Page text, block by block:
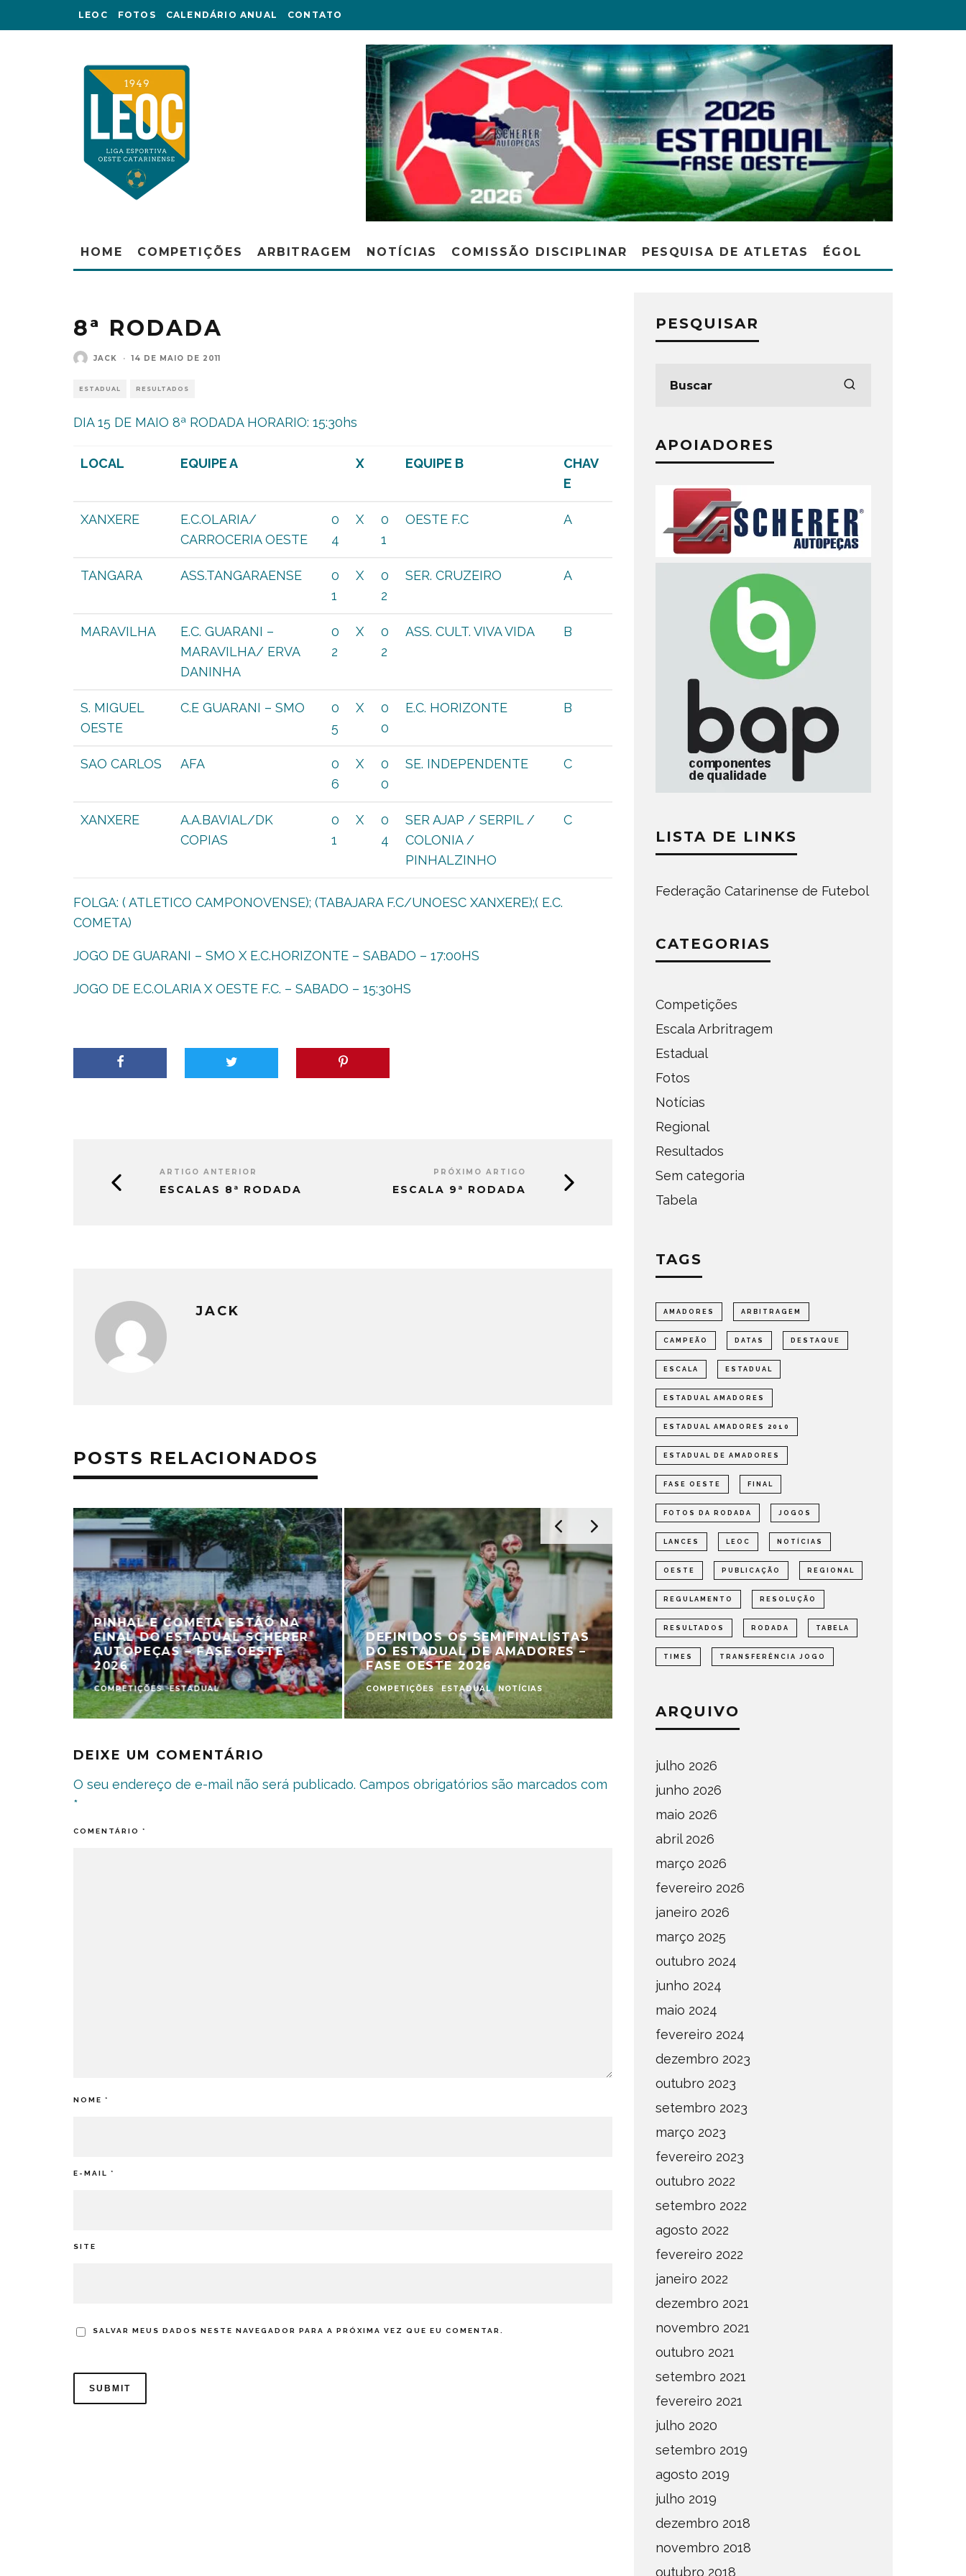
LEOC FOTOS CALENDÁRIO ANUAL CONTATO
HOME COMPETIÇÕES ARBITRAGEM NOTÍCIAS COMISSÃO DISCIPLINAR PESQUISA DE ATLETAS ÉGOL
8ª RODADA
JACK · 14 DE MAIO DE 2011
ESTADUAL RESULTADOS
DIA 15 DE MAIO 8ª RODADA HORARIO: 15:30hs
LOCAL EQUIPE A X EQUIPE B
CHAV
E
XANXERE
E.C.OLARIA/
CARROCERIA OESTE
0
4
X
0
1
OESTE F.C A
TANGARA ASS.TANGARAENSE
0
1
X
0
2
SER. CRUZEIRO A
MARAVILHA
E.C. GUARANI –
MARAVILHA/ ERVA
DANINHA
0
2
X
0
2
ASS. CULT. VIVA VIDA B
S. MIGUEL
OESTE
C.E GUARANI – SMO
0
5
X
0
0
E.C. HORIZONTE B
SAO CARLOS AFA
0
6
X
0
0
SE. INDEPENDENTE C
XANXERE
A.A.BAVIAL/DK
COPIAS
0
1
X
0
4
SER AJAP / SERPIL /
COLONIA /
PINHALZINHO
C
FOLGA: ( ATLETICO CAMPONOVENSE); (TABAJARA F.C/UNOESC XANXERE);( E.C.
COMETA)
JOGO DE GUARANI – SMO X E.C.HORIZONTE – SABADO – 17:00HS
JOGO DE E.C.OLARIA X OESTE F.C. – SABADO – 15:30HS
ARTIGO ANTERIOR
ESCALAS 8ª RODADA
PRÓXIMO ARTIGO
ESCALA 9ª RODADA
JACK
POSTS RELACIONADOS
PINHAL E COMETA ESTÃO NA
FINAL DO ESTADUAL SCHERER
AUTOPEÇAS – FASE OESTE
2026
COMPETIÇÕES ESTADUAL
DEFINIDOS OS SEMIFINALISTAS
DO ESTADUAL DE AMADORES –
FASE OESTE 2026
COMPETIÇÕES ESTADUAL NOTÍCIAS
DEFINIDOS OS CLASSIFICADOS
PARA A 2ª FASE DO ESTADUAL
DE AMADORES 2026
DEIXE UM COMENTÁRIO
O seu endereço de e-mail não será publicado. Campos obrigatórios são marcados com
*
COMENTÁRIO *
NOME *
E-MAIL *
SITE
SALVAR MEUS DADOS NESTE NAVEGADOR PARA A PRÓXIMA VEZ QUE EU COMENTAR.
PESQUISAR
APOIADORES
LISTA DE LINKS
Federação Catarinense de Futebol
CATEGORIAS
Competições
Escala Arbritragem
Estadual
Fotos
Notícias
Regional
Resultados
Sem categoria
Tabela
TAGS
AMADORES ARBITRAGEM
CAMPEÃO DATAS DESTAQUE
ESCALA ESTADUAL
ESTADUAL AMADORES
ESTADUAL AMADORES 2010
ESTADUAL DE AMADORES
FASE OESTE FINAL
FOTOS DA RODADA JOGOS
LANCES LEOC NOTÍCIAS
OESTE PUBLICAÇÃO REGIONAL
REGULAMENTO RESOLUÇÃO
RESULTADOS RODADA TABELA
TIMES TRANSFERÊNCIA JOGO
ARQUIVO
julho 2026
junho 2026
maio 2026
abril 2026
março 2026
fevereiro 2026
janeiro 2026
março 2025
outubro 2024
junho 2024
maio 2024
fevereiro 2024
dezembro 2023
outubro 2023
setembro 2023
março 2023
fevereiro 2023
outubro 2022
setembro 2022
agosto 2022
fevereiro 2022
janeiro 2022
dezembro 2021
novembro 2021
outubro 2021
setembro 2021
fevereiro 2021
julho 2020
setembro 2019
agosto 2019
julho 2019
dezembro 2018
novembro 2018
outubro 2018